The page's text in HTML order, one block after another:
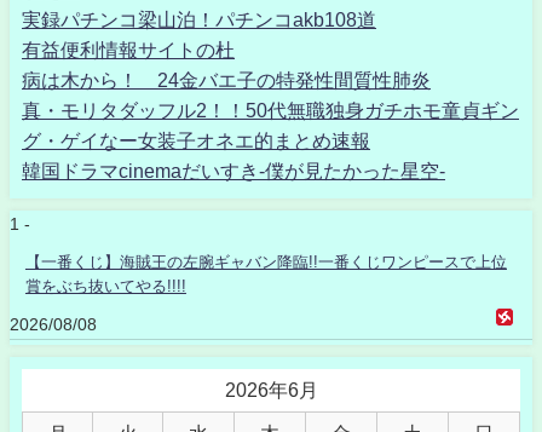
実録パチンコ梁山泊！パチンコakb108道
有益便利情報サイトの杜
病は木から！ 24金バエ子の特発性間質性肺炎
真・モリタダッフル2！！50代無職独身ガチホモ童貞ギン
グ・ゲイなー女装子オネエ的まとめ速報
韓国ドラマcinemaだいすき-僕が見たかった星空-
1 -
【一番くじ】海賊王の左腕ギャバン降臨!!一番くじワンピースで上位
賞をぶち抜いてやる!!!!
2026/08/08
2026年6月